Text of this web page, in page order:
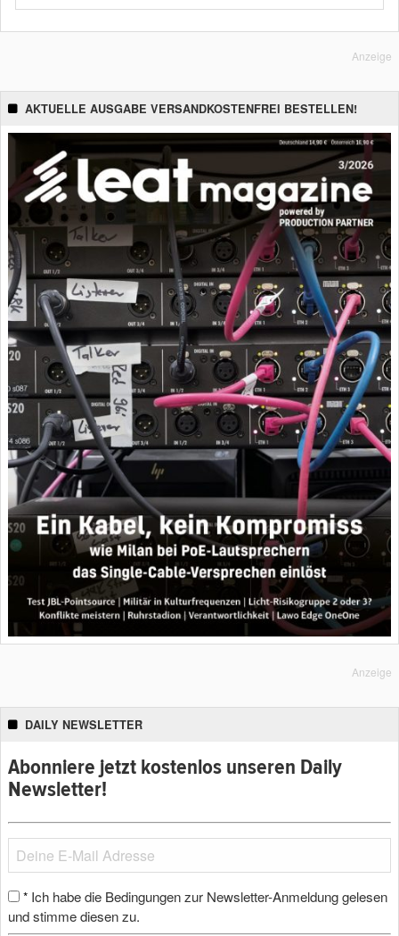
Anzeige
AKTUELLE AUSGABE VERSANDKOSTENFREI BESTELLEN!
Anzeige
DAILY NEWSLETTER
Abonniere jetzt kostenlos unseren Daily
Newsletter!
* Ich habe die Bedingungen zur Newsletter-Anmeldung gelesen
und stimme diesen zu.